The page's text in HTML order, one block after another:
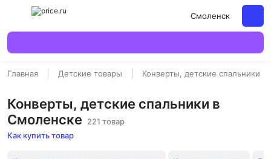
Смоленск
Главная Детские товары Конверты, детские спальники
Конверты, детские спальники в
Смоленске
221 товар
Как купить товар